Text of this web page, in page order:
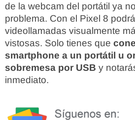
de la webcam del portátil ya
problema. Con el Pixel 8
videollamadas visualmente
vistosas. Solo tienes que
smartphone a un portátil u
sobremesa por USB y
inmediato.